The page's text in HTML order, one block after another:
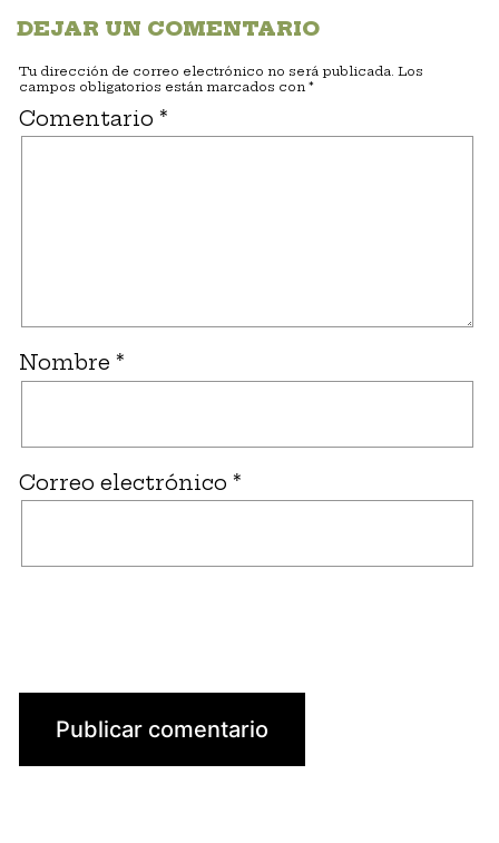
DEJAR UN COMENTARIO
Tu dirección de correo electrónico no será publicada. Los
campos obligatorios están marcados con *
Comentario *
Nombre *
Correo electrónico *